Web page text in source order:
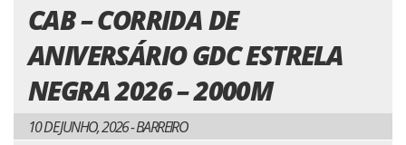
CAB – CORRIDA DE
ANIVERSÁRIO GDC ESTRELA
NEGRA 2026 – 2000M
10 DE JUNHO, 2026 - BARREIRO